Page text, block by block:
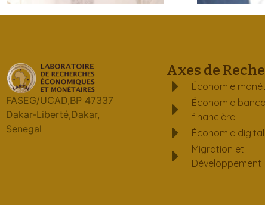
FASEG/UCAD,BP 47337
Dakar-Liberté,Dakar,
Senegal
Axes de
Économie
Économie
financière
Économie
Migration et
Développement